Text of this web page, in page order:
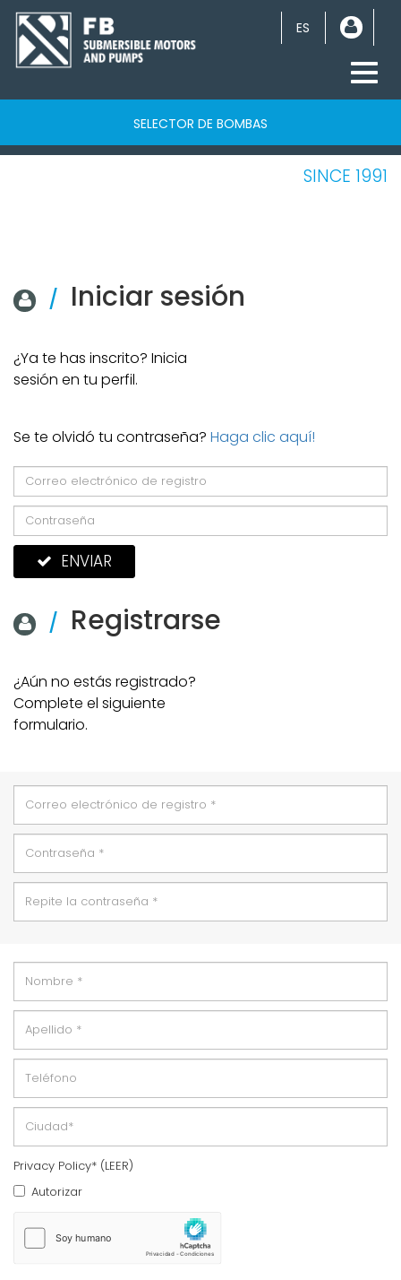
ES
SELECTOR DE BOMBAS
SINCE 1991
/ Iniciar sesión
¿Ya te has inscrito? Inicia
sesión en tu perfil.
Se te olvidó tu contraseña? Haga clic aquí!
ENVIAR
/ Registrarse
¿Aún no estás registrado?
Complete el siguiente
formulario.
Privacy Policy* (LEER)
Autorizar